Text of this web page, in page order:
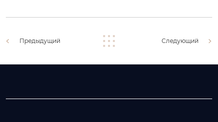
Предыдущий Следующий